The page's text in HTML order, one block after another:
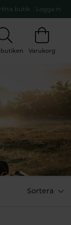
butik Logga in
butiken Varukorg
Sortera